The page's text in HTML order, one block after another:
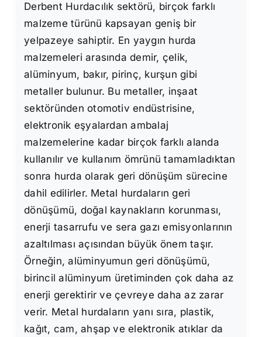
Derbent Hurdacılık sektörü, birçok farklı
malzeme türünü kapsayan geniş bir
yelpazeye sahiptir. En yaygın hurda
malzemeleri arasında demir, çelik,
alüminyum, bakır, pirinç, kurşun gibi
metaller bulunur. Bu metaller, inşaat
sektöründen otomotiv endüstrisine,
elektronik eşyalardan ambalaj
malzemelerine kadar birçok farklı alanda
kullanılır ve kullanım ömrünü tamamladıktan
sonra hurda olarak geri dönüşüm sürecine
dahil edilirler. Metal hurdaların geri
dönüşümü, doğal kaynakların korunması,
enerji tasarrufu ve sera gazı emisyonlarının
azaltılması açısından büyük önem taşır.
Örneğin, alüminyumun geri dönüşümü,
birincil alüminyum üretiminden çok daha az
enerji gerektirir ve çevreye daha az zarar
verir. Metal hurdaların yanı sıra, plastik,
kağıt, cam, ahşap ve elektronik atıklar da